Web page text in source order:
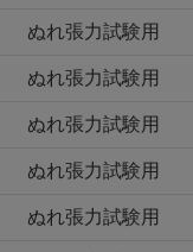
ぬれ張力試験用
ぬれ張力試験用
ぬれ張力試験用
ぬれ張力試験用
ぬれ張力試験用